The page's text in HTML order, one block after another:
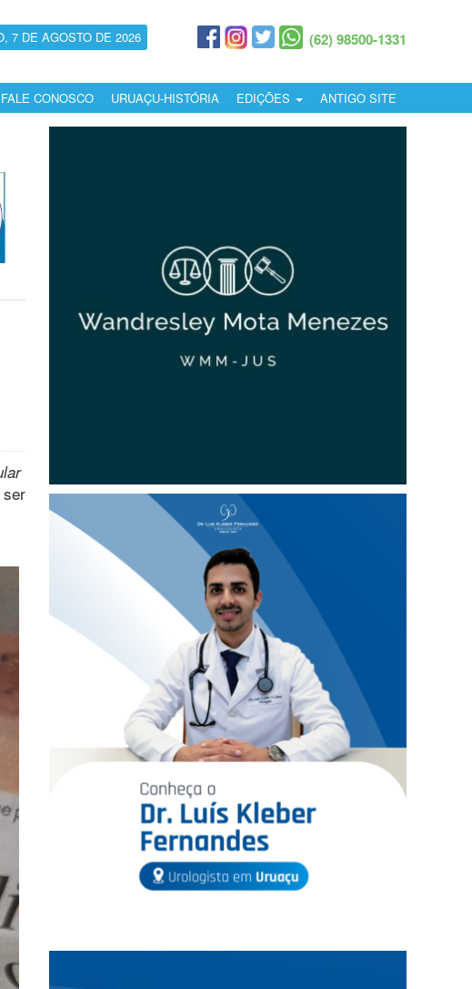
7 DE AGOSTO DE 2026 (62) 98500-1331
FALE CONOSCO URUAÇU-HISTÓRIA EDIÇÕES ANTIGO SITE